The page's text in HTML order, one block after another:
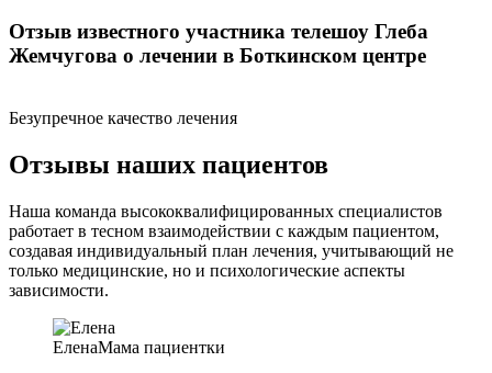
Отзыв известного участника телешоу Глеба
Жемчугова о лечении в Боткинском центре
Безупречное качество лечения
Отзывы наших пациентов
Наша команда высококвалифицированных специалистов
работает в тесном взаимодействии с каждым пациентом,
создавая индивидуальный план лечения, учитывающий не
только медицинские, но и психологические аспекты
зависимости.
ЕленаМама пациентки